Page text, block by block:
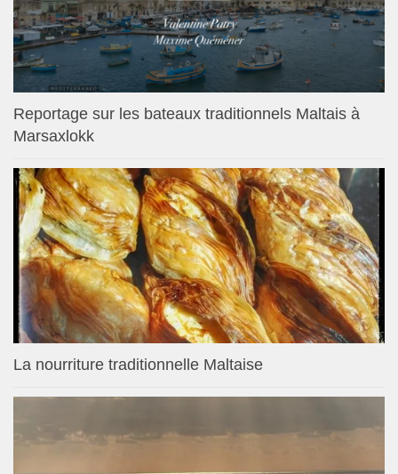
Reportage sur les bateaux traditionnels Maltais à
Marsaxlokk
La nourriture traditionnelle Maltaise